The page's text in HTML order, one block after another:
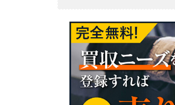
プロラタ（プロラタ
プロラタ（プロラタ
プロラタ（プロラタ
プロラタ（プロラタ